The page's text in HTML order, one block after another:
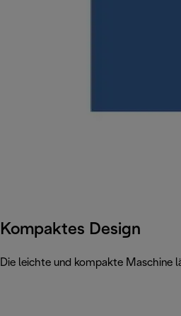
Kompaktes Design
Die leichte und kompakte Maschine